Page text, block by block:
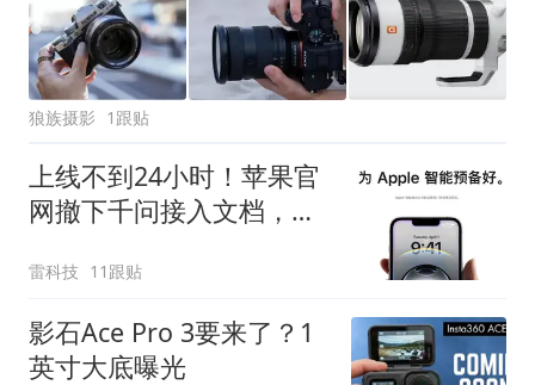
狼族摄影 1跟贴
上线不到24小时！苹果官
网撤下千问接入文档，国
雷科技 11跟贴
影石Ace Pro 3要来了？1
英寸大底曝光